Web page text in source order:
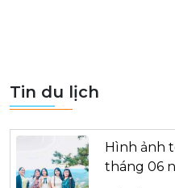
Tin du lịch
Hình ảnh
tháng 06